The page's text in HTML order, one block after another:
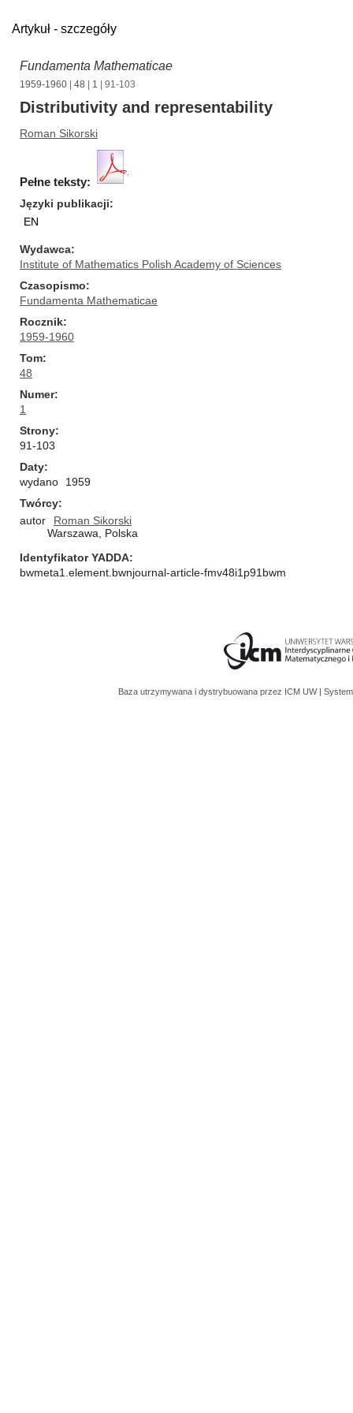
Artykuł - szczegóły
Fundamenta Mathematicae
1959-1960 48 1 | 91-103
Distributivity and representability
Roman Sikorski
Pełne teksty:
Języki publikacji
EN
Wydawca
Institute of Mathematics Polish Academy of Sciences
Czasopismo
Fundamenta Mathematicae
Rocznik
1959-1960
Tom
48
Numer
1
Strony
91-103
Daty
wydano
1959
Twórcy
autor
Roman Sikorski
Warszawa, Polska
Identyfikator YADDA
bwmeta1.element.bwnjournal-article-fmv48i1p91bwm
Baza utrzymywana i dystrybuowana przez ICM UW |